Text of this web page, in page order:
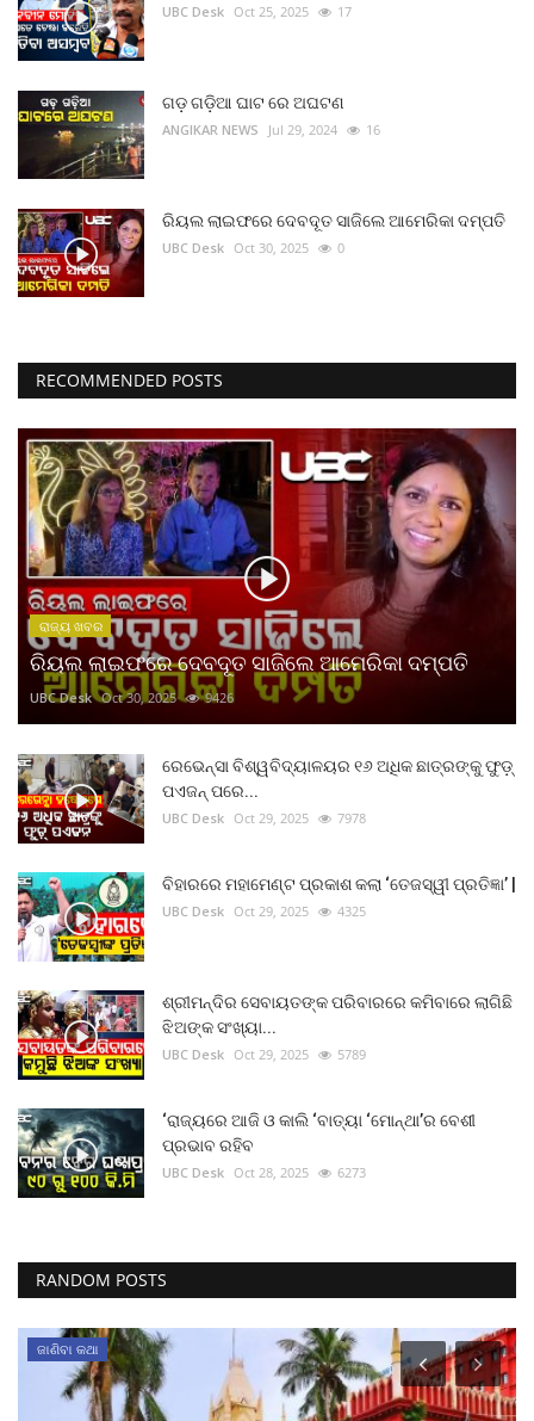
UBC Desk Oct 25, 2025 17
ଗଡ଼ ଗଡ଼ିଆ ଘାଟ ରେ ଅଘଟଣ
ANGIKAR NEWS Jul 29, 2024 16
ରିୟଲ ଲାଇଫରେ ଦେବଦୂତ ସାଜିଲେ ଆମେରିକା ଦମ୍ପତି
UBC Desk Oct 30, 2025 0
RECOMMENDED POSTS
ରାଜ୍ୟ ଖବର
ରିୟଲ ଲାଇଫରେ ଦେବଦୂତ ସାଜିଲେ ଆମେରିକା ଦମ୍ପତି
UBC Desk Oct 30, 2025 9426
ରେଭେନ୍ସା ବିଶ୍ୱବିଦ୍ୟାଳୟର ୧୬ ଅଧିକ ଛାତ୍ରଙ୍କୁ ଫୁଡ଼୍
ପଏଜନ୍ ପରେ...
UBC Desk Oct 29, 2025 7978
ବିହାରରେ ମହାମେଣ୍ଟ ପ୍ରକାଶ କଲା ‘ତେଜସ୍ୱୀ ପ୍ରତିଜ୍ଞା’ |
UBC Desk Oct 29, 2025 4325
ଶ୍ରୀମନ୍ଦିର ସେବାୟତଙ୍କ ପରିବାରରେ କମିବାରେ ଲାଗିଛି
ଝିଅଙ୍କ ସଂଖ୍ୟା...
UBC Desk Oct 29, 2025 5789
‘ରାଜ୍ୟରେ ଆଜି ଓ କାଲି ‘ବାତ୍ୟା ‘ମୋନ୍ଥା’ର ବେଶୀ
ପ୍ରଭାବ ରହିବ
UBC Desk Oct 28, 2025 6273
RANDOM POSTS
ଜାଣିବା କଥା